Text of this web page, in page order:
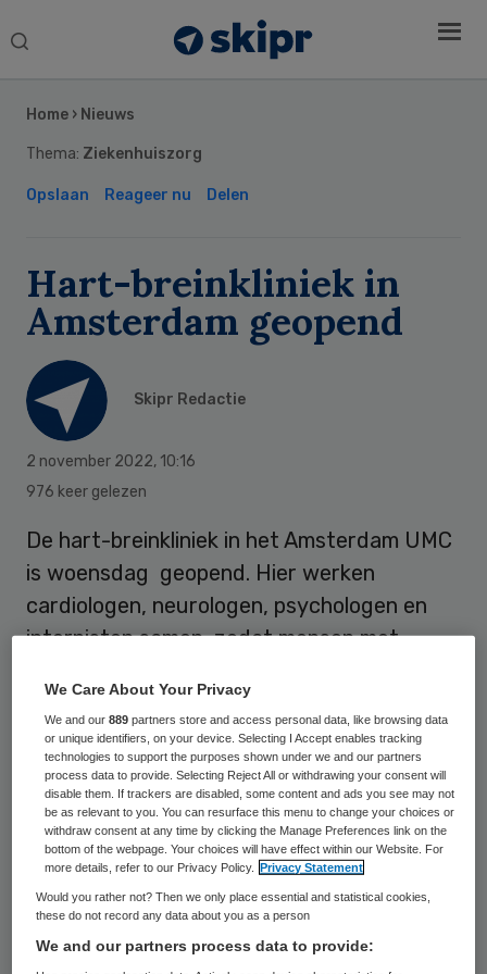
Search
Home › Nieuws
Thema: Ziekenhuiszorg
Opslaan Reageer nu Delen
Hart-breinkliniek in
Amsterdam geopend
Skipr Redactie
2 november 2022, 10:16
976 keer gelezen
De hart-breinkliniek in het Amsterdam UMC
is woensdag geopend. Hier werken
cardiologen, neurologen, psychologen en
internisten samen, zodat mensen met
worden op hersenproblemen.
“De zorg voor hart en hersenen is op dit
moment te veel gescheiden”, zegt
hoogleraar Majon Muller, die het initiatief
voor de kliniek begon. “Ons hart, bloedvaten
en hersenen zijn sterk met elkaar
verbonden. Toch komen mensen met
Sidebar
We Care About Your Privacy
We and our889 partners store and access personal data, like browsing data
or unique identifiers, on your device. Selecting I Accept enables tracking
technologies to support the purposes shown under we and our partners
process data to provide. Selecting Reject All or withdrawing your consent will
disable them. If trackers are disabled, some content and ads you see may not
be as relevant to you. You can resurface this menu to change your choices or
withdraw consent at any time by clicking the Manage Preferences link on the
bottom of the webpage. Your choices will have effect within our Website. For
more details, refer to our Privacy Policy.
Privacy Statement
Would you rather not? Then we only place essential and statistical cookies,
these do not record any data about you as a person
We and our partners process data to provide: